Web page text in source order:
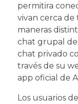
permitira
vivan cerca de
maneras
chat grupal de
chat privado
través de su
app oficial de
Los usuarios